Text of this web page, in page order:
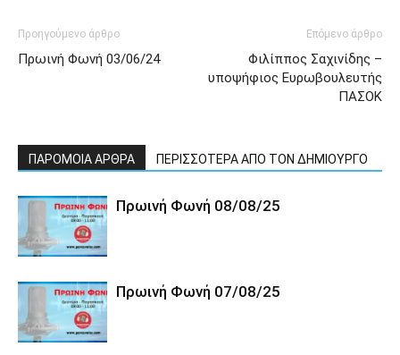
Προηγούμενο άρθρο
Πρωινή Φωνή 03/06/24
Επόμενο άρθρο
Φιλίππος Σαχινίδης –
υποψήφιος Ευρωβουλευτής
ΠΑΣΟΚ
ΠΑΡΟΜΟΙΑ ΑΡΘΡΑ ΠΕΡΙΣΣΟΤΕΡΑ ΑΠΟ ΤΟΝ ΔΗΜΙΟΥΡΓΟ
Πρωινή Φωνή 08/08/25
Πρωινή Φωνή 07/08/25